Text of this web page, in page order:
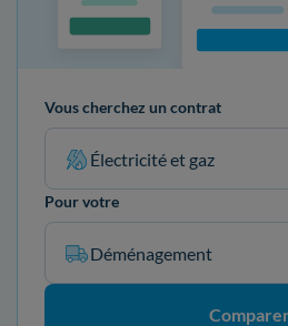
Vous cherchez un contrat
Électricité et gaz
Pour votre
Déménagement
Comparer